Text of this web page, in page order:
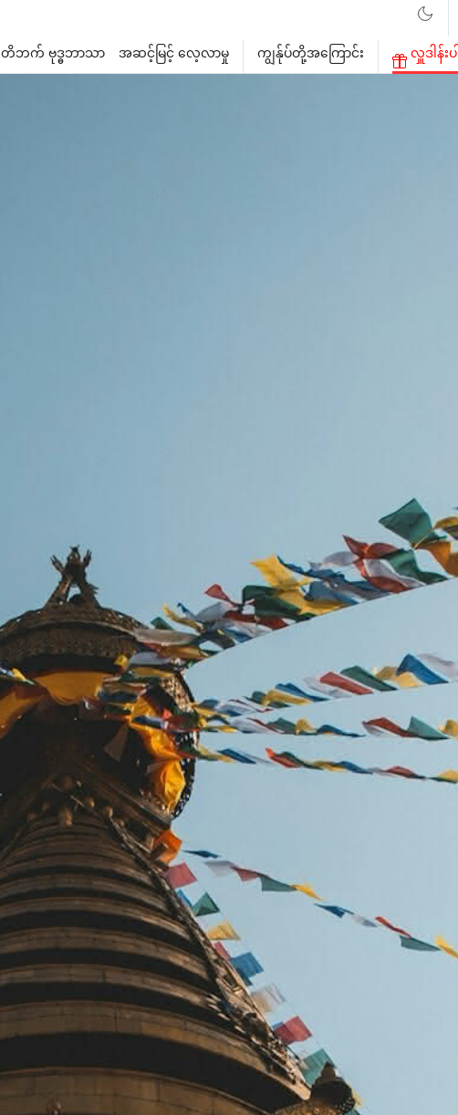
တိဘက် ဗုဒ္ဓဘာသာ အဆင့်မြင့် လေ့လာမှု ကျွန်ုပ်တို့အကြောင်း လှူဒါန်းပါ